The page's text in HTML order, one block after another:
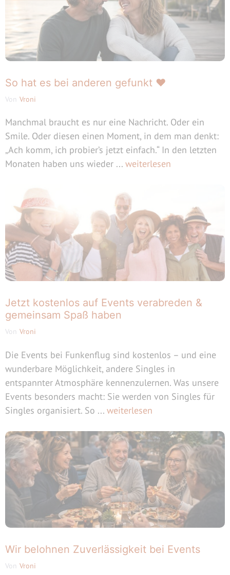
So hat es bei anderen gefunkt ❤️
Von Vroni
Manchmal braucht es nur eine Nachricht. Oder ein
Smile. Oder diesen einen Moment, in dem man denkt:
„Ach komm, ich probier’s jetzt einfach.“ In den letzten
Monaten haben uns wieder ... weiterlesen
Jetzt kostenlos auf Events verabreden &
gemeinsam Spaß haben
Von Vroni
Die Events bei Funkenflug sind kostenlos – und eine
wunderbare Möglichkeit, andere Singles in
entspannter Atmosphäre kennenzulernen. Was unsere
Events besonders macht: Sie werden von Singles für
Singles organisiert. So ... weiterlesen
Wir belohnen Zuverlässigkeit bei Events
Von Vroni